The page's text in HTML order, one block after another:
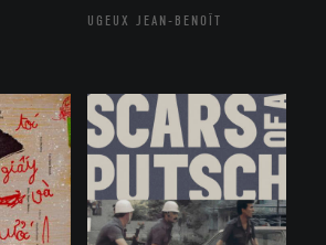
UGEUX JEAN-BENOÎT